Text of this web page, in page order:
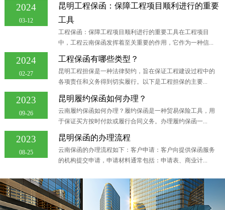
2024
03-12
昆明工程保函：保障工程项目顺利进行的重要
工具
工程保函：保障工程项目顺利进行的重要工具在工程项目
中，工程云南保函发挥着至关重要的作用，它作为一种信...
2024
02-27
工程保函有哪些类型？
昆明工程担保是一种法律契约，旨在保证工程建设过程中的
各项责任和义务得到切实履行。以下是工程担保的主要...
2023
09-26
昆明履约保函如何办理？
云南履约保函如何办理？履约保函是一种贸易保险工具，用
于保证买方按时付款或履行合同义务。办理履约保函一...
2023
08-25
昆明保函的办理流程
云南保函的办理流程如下：客户申请：客户向提供保函服务
的机构提交申请，申请材料通常包括：申请表、商业计...